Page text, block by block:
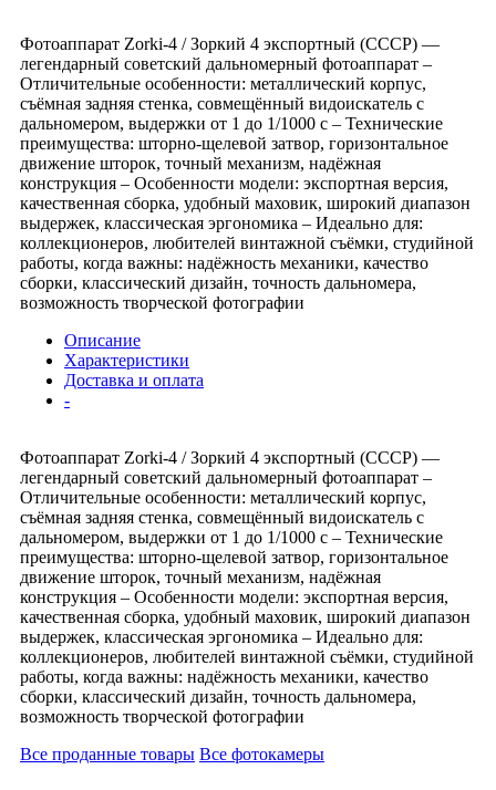
Фотоаппарат Zorki-4 / Зоркий 4 экспортный (СССР) —
легендарный советский дальномерный фотоаппарат –
Отличительные особенности: металлический корпус,
съёмная задняя стенка, совмещённый видоискатель с
дальномером, выдержки от 1 до 1/1000 с – Технические
преимущества: шторно-щелевой затвор, горизонтальное
движение шторок, точный механизм, надёжная
конструкция – Особенности модели: экспортная версия,
качественная сборка, удобный маховик, широкий диапазон
выдержек, классическая эргономика – Идеально для:
коллекционеров, любителей винтажной съёмки, студийной
работы, когда важны: надёжность механики, качество
сборки, классический дизайн, точность дальномера,
возможность творческой фотографии
Описание
Характеристики
Доставка и оплата
-
Фотоаппарат Zorki-4 / Зоркий 4 экспортный (СССР) —
легендарный советский дальномерный фотоаппарат –
Отличительные особенности: металлический корпус,
съёмная задняя стенка, совмещённый видоискатель с
дальномером, выдержки от 1 до 1/1000 с – Технические
преимущества: шторно-щелевой затвор, горизонтальное
движение шторок, точный механизм, надёжная
конструкция – Особенности модели: экспортная версия,
качественная сборка, удобный маховик, широкий диапазон
выдержек, классическая эргономика – Идеально для:
коллекционеров, любителей винтажной съёмки, студийной
работы, когда важны: надёжность механики, качество
сборки, классический дизайн, точность дальномера,
возможность творческой фотографии
Все проданные товары Все фотокамеры